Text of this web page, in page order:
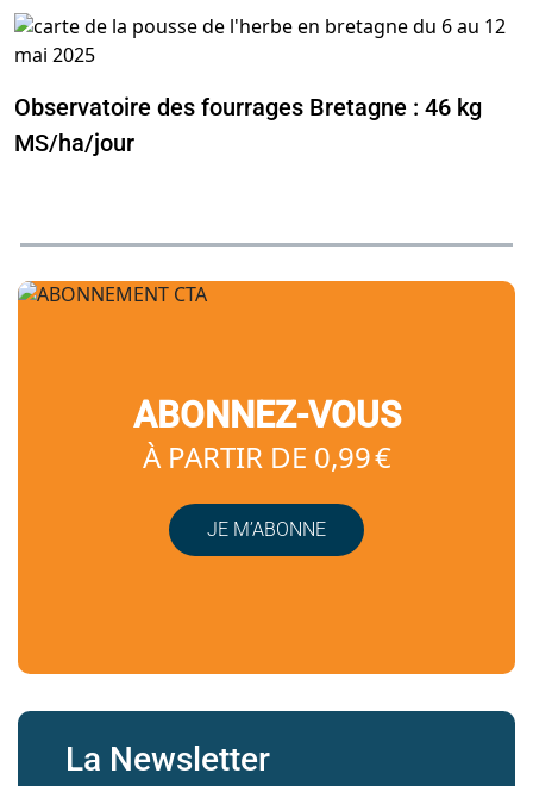
Observatoire des fourrages Bretagne : 46 kg
MS/ha/jour
ABONNEZ-VOUS
À PARTIR DE 0,99 €
JE M’ABONNE
La Newsletter